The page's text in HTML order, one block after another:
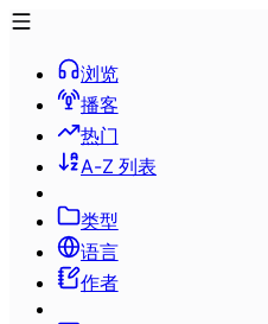
浏览
播客
热门
A-Z 列表
类型
语言
作者